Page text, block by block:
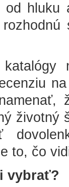
od hluku
životný
to, čo
vybrať?